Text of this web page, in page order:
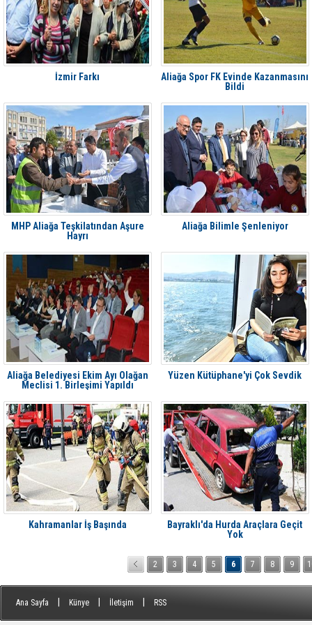
İzmir Farkı
Aliağa Spor FK Evinde Kazanmasını
Bildi
MHP Aliağa Teşkilatından Aşure
Hayrı
Aliağa Bilimle Şenleniyor
Aliağa Belediyesi Ekim Ayı Olağan
Meclisi 1. Birleşimi Yapıldı
Yüzen Kütüphane'yi Çok Sevdik
Kahramanlar İş Başında
Bayraklı'da Hurda Araçlara Geçit
Yok
2 3 4 5 6 7 8 9
Ana Sayfa Künye İletişim RSS